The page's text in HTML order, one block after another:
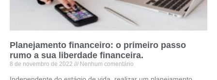
Planejamento financeiro: o primeiro passo
rumo a sua liberdade financeira.
8 de novembro de 2022 Nenhum comentário